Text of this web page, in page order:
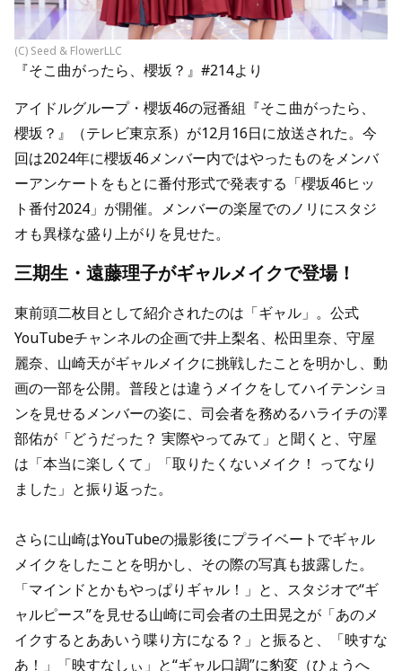
(C) Seed & FlowerLLC
『そこ曲がったら、櫻坂？』#214より
アイドルグループ・櫻坂46の冠番組『そこ曲がったら、
櫻坂？』（テレビ東京系）が12月16日に放送された。今
回は2024年に櫻坂46メンバー内ではやったものをメンバ
ーアンケートをもとに番付形式で発表する「櫻坂46ヒッ
ト番付2024」が開催。メンバーの楽屋でのノリにスタジ
オも異様な盛り上がりを見せた。
三期生・遠藤理子がギャルメイクで登場！
東前頭二枚目として紹介されたのは「ギャル」。公式
YouTubeチャンネルの企画で井上梨名、松田里奈、守屋
麗奈、山崎天がギャルメイクに挑戦したことを明かし、動
画の一部を公開。普段とは違うメイクをしてハイテンショ
ンを見せるメンバーの姿に、司会者を務めるハライチの澤
部佑が「どうだった？ 実際やってみて」と聞くと、守屋
は「本当に楽しくて」「取りたくないメイク！ ってなり
ました」と振り返った。
さらに山崎はYouTubeの撮影後にプライベートでギャル
メイクをしたことを明かし、その際の写真も披露した。
「マインドとかもやっぱりギャル！」と、スタジオで“ギ
ャルピース”を見せる山崎に司会者の土田晃之が「あのメ
イクするとああいう喋り方になる？」と振ると、「映すな
あ！」「映すなしぃ」と“ギャル口調”に豹変（ひょうへ